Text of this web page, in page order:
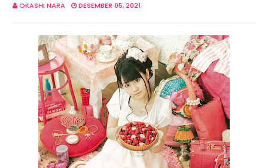
OKASHI NARA DESEMBER 05, 2021